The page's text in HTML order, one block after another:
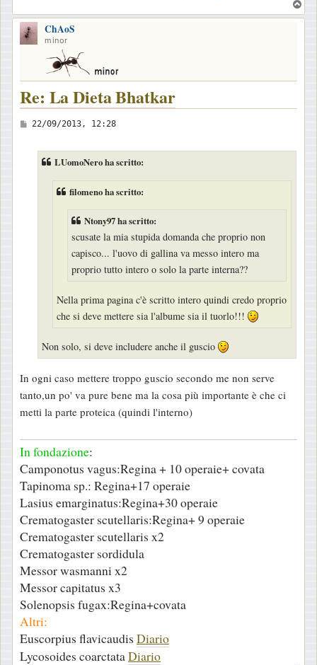
o
ChAoS
minor
Re: La Dieta Bhatkar
M
22/09/2013, 12:28
LUomoNero ha scritto:
filomeno ha scritto:
Ntony97 ha scritto:
scusate la mia stupida domanda che proprio non
capisco... l'uovo di gallina va messo intero ma
proprio tutto intero o solo la parte interna??
Nella prima pagina c'è scritto intero quindi credo proprio
che si deve mettere sia l'albume sia il tuorlo!!!
Non solo, si deve includere anche il guscio
In ogni caso mettere troppo guscio secondo me non serve
tanto,un po' va pure bene ma la cosa più importante è che ci
metti la parte proteica (quindi l'interno)
In fondazione:
Camponotus vagus:Regina + 10 operaie+ covata
Tapinoma sp.: Regina+17 operaie
Lasius emarginatus:Regina+30 operaie
Crematogaster scutellaris:Regina+ 9 operaie
Crematogaster scutellaris x2
Crematogaster sordidula
Messor wasmanni x2
Messor capitatus x3
Solenopsis fugax:Regina+covata
Altri:
Euscorpius flavicaudis Diario
Lycosoides coarctataDiario